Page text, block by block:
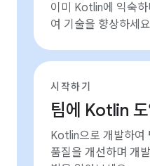
이미 Kotlin에 익숙
여 기술을 향상하세
시작하기
팀에 Kotlin 도
Kotlin으로 개발하여
품질을 개선하며 개